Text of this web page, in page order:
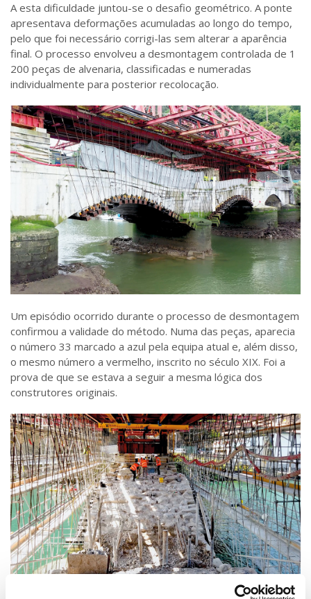
A esta dificuldade juntou-se o desafio geométrico. A ponte
apresentava deformações acumuladas ao longo do tempo,
pelo que foi necessário corrigi-las sem alterar a aparência
final. O processo envolveu a desmontagem controlada de 1
200 peças de alvenaria, classificadas e numeradas
individualmente para posterior recolocação.
Um episódio ocorrido durante o processo de desmontagem
confirmou a validade do método. Numa das peças, aparecia
o número 33 marcado a azul pela equipa atual e, além disso,
o mesmo número a vermelho, inscrito no século XIX. Foi a
prova de que se estava a seguir a mesma lógica dos
construtores originais.